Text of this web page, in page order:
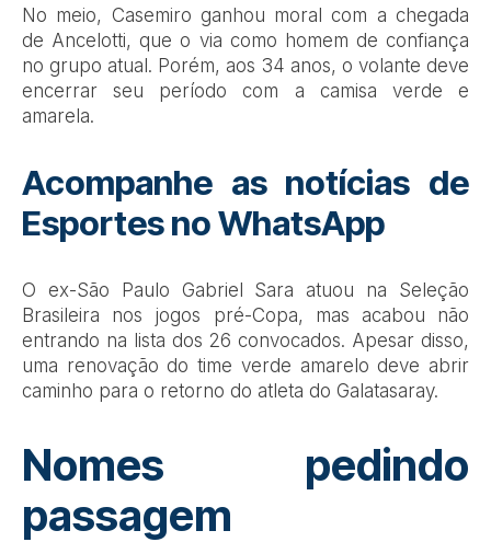
No meio, Casemiro ganhou moral com a chegada
de Ancelotti, que o via como homem de confiança
no grupo atual. Porém, aos 34 anos, o volante deve
encerrar seu período com a camisa verde e
amarela.
Acompanhe as notícias de
Esportes no WhatsApp
O ex-São Paulo Gabriel Sara atuou na Seleção
Brasileira nos jogos pré-Copa, mas acabou não
entrando na lista dos 26 convocados. Apesar disso,
uma renovação do time verde amarelo deve abrir
caminho para o retorno do atleta do Galatasaray.
Nomes pedindo
passagem